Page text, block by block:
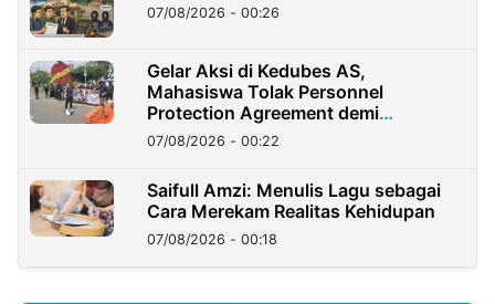
07/08/2026 - 00:26
Gelar Aksi di Kedubes AS,
Mahasiswa Tolak Personnel
Protection Agreement demi
Kedaulatan Negara
07/08/2026 - 00:22
Saifull Amzi: Menulis Lagu sebagai
Cara Merekam Realitas Kehidupan
07/08/2026 - 00:18